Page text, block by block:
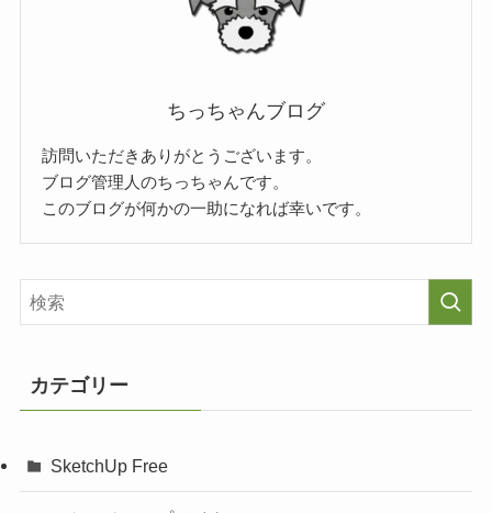
ちっちゃんブログ
訪問いただきありがとうございます。
ブログ管理人のちっちゃんです。
このブログが何かの一助になれば幸いです。
カテゴリー
SketchUp Free